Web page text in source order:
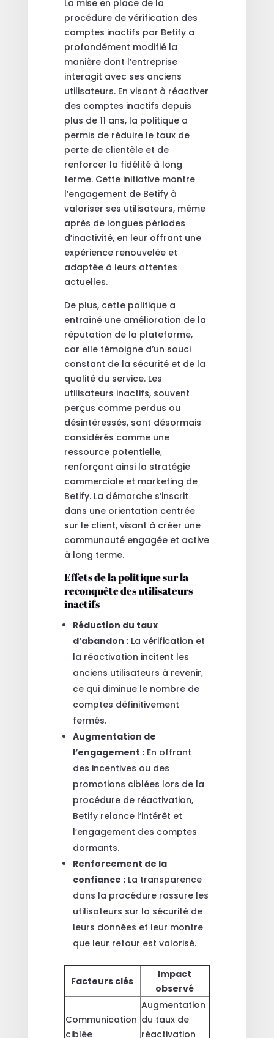
La mise en place de la
procédure de vérification des
comptes inactifs par Betify a
profondément modifié la
manière dont l’entreprise
interagit avec ses anciens
utilisateurs. En visant à réactiver
des comptes inactifs depuis
plus de 11 ans, la politique a
permis de réduire le taux de
perte de clientèle et de
renforcer la fidélité à long
terme. Cette initiative montre
l’engagement de Betify à
valoriser ses utilisateurs, même
après de longues périodes
d’inactivité, en leur offrant une
expérience renouvelée et
adaptée à leurs attentes
actuelles.
De plus, cette politique a
entraîné une amélioration de la
réputation de la plateforme,
car elle témoigne d’un souci
constant de la sécurité et de la
qualité du service. Les
utilisateurs inactifs, souvent
perçus comme perdus ou
désintéressés, sont désormais
considérés comme une
ressource potentielle,
renforçant ainsi la stratégie
commerciale et marketing de
Betify. La démarche s’inscrit
dans une orientation centrée
sur le client, visant à créer une
communauté engagée et active
à long terme.
Effets de la politique sur la
reconquête des utilisateurs
inactifs
Réduction du taux
d’abandon :La vérification et
la réactivation incitent les
anciens utilisateurs à revenir,
ce qui diminue le nombre de
comptes définitivement
fermés.
Augmentation de
l’engagement :En offrant
des incentives ou des
promotions ciblées lors de la
procédure de réactivation,
Betify relance l’intérêt et
l’engagement des comptes
dormants.
Renforcement de la
confiance :La transparence
dans la procédure rassure les
utilisateurs sur la sécurité de
leurs données et leur montre
que leur retour est valorisé.
Facteurs clés
Impact
observé
Communication
ciblée
Augmentation
du taux de
réactivation